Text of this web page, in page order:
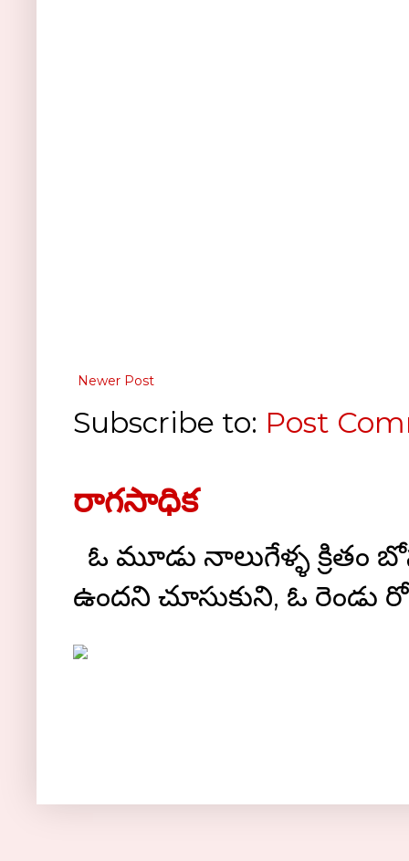
Newer Post
Subscribe to: Post
రాగసాధిక
ఓ మూడు నాలుగేళ్ళ క్రితం
ఉందని చూసుకుని, ఓ రెండు